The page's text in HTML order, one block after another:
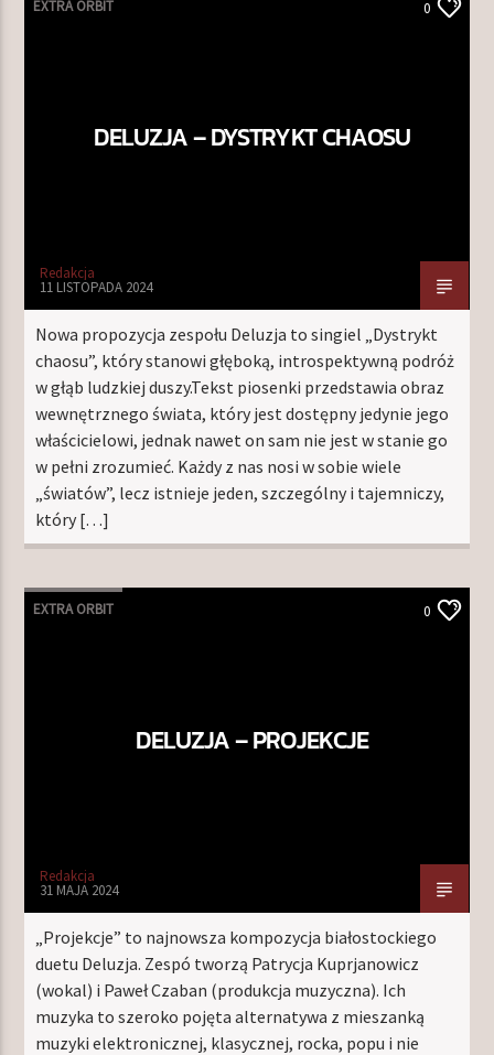
EXTRA ORBIT 0
DELUZJA – DYSTRYKT CHAOSU
Redakcja
11 LISTOPADA 2024
Nowa propozycja zespołu Deluzja to singiel „Dystrykt
chaosu”, który stanowi głęboką, introspektywną podróż
w głąb ludzkiej duszy.Tekst piosenki przedstawia obraz
wewnętrznego świata, który jest dostępny jedynie jego
właścicielowi, jednak nawet on sam nie jest w stanie go
w pełni zrozumieć. Każdy z nas nosi w sobie wiele
„światów”, lecz istnieje jeden, szczególny i tajemniczy,
który […]
EXTRA ORBIT 0
DELUZJA – PROJEKCJE
Redakcja
31 MAJA 2024
„Projekcje” to najnowsza kompozycja białostockiego
duetu Deluzja. Zespó tworzą Patrycja Kuprjanowicz
(wokal) i Paweł Czaban (produkcja muzyczna). Ich
muzyka to szeroko pojęta alternatywa z mieszanką
muzyki elektronicznej, klasycznej, rocka, popu i nie